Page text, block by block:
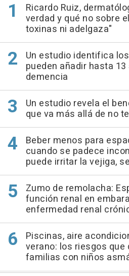
Ricardo Ruiz,
verdad y qué no sobre
toxinas ni adelgaza"
Un estudio identifica
pueden añadir hasta
demencia
Un estudio revela el
que va más allá de no
Beber menos para
cuando se padece
puede irritar la vejiga,
Zumo de remolacha:
función renal en
enfermedad renal
Piscinas, aire
verano: los riesgos
familias con niños